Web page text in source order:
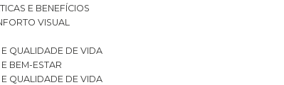
E BENEFÍCIOS
VISUAL
E QUALIDADE DE VIDA
BEM-ESTAR
E QUALIDADE DE VIDA